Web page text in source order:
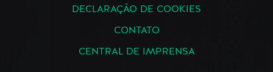
DECLARAÇÃO DE COOKIES
CONTATO
CENTRAL DE IMPRENSA